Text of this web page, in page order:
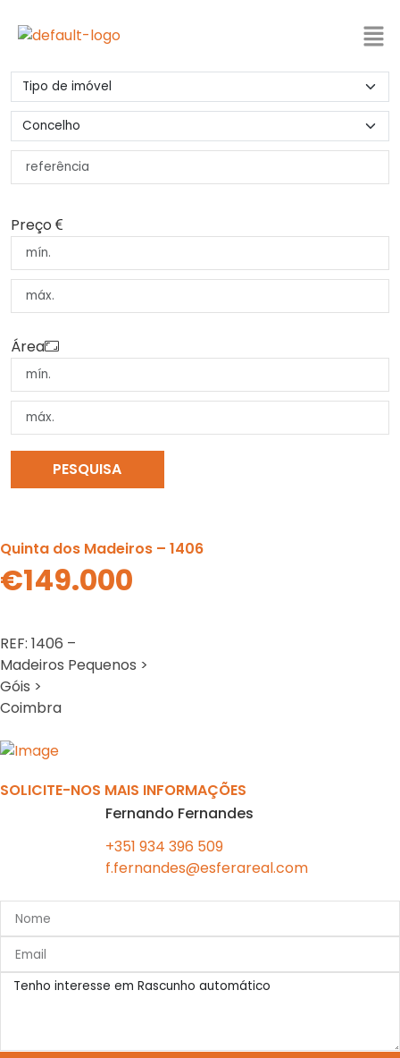
Preço
Área
PESQUISA
Quinta dos Madeiros – 1406
€149.000
REF: 1406 –
Madeiros Pequenos >
Góis >
Coimbra
Previous
SOLICITE-NOS MAIS INFORMAÇÕES
Fernando Fernandes
+351 934 396 509
f.fernandes@esferareal.com